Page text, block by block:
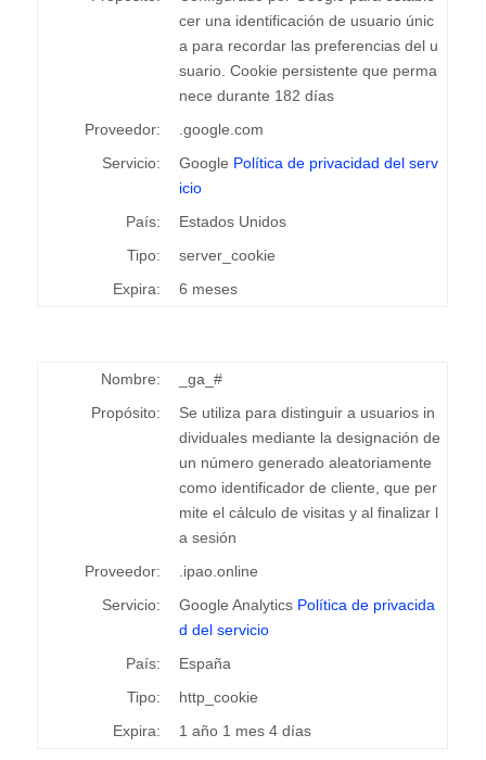
cer una identificación de usuario únic
a para recordar las preferencias del u
suario. Cookie persistente que perma
nece durante 182 días
Proveedor:
.google.com
Servicio:
Google Política de privacidad del serv
icio
País:
Estados Unidos
Tipo:
server_cookie
Expira:
6 meses
Nombre:
_ga_#
Propósito:
Se utiliza para distinguir a usuarios in
dividuales mediante la designación de
un número generado aleatoriamente
como identificador de cliente, que per
mite el cálculo de visitas y al finalizar l
a sesión
Proveedor:
.ipao.online
Servicio:
Google Analytics Política de privacida
d del servicio
País:
España
Tipo:
http_cookie
Expira:
1 año 1 mes 4 días